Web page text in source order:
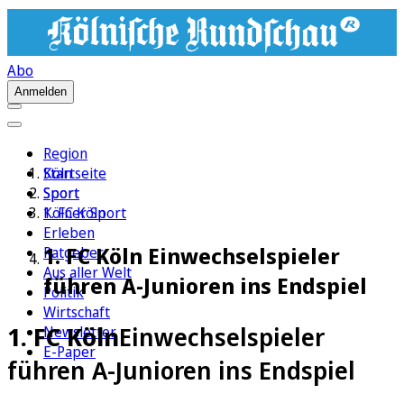
Abo
Anmelden
Region
Köln
Sport
1. FC Köln
Erleben
Ratgeber
Aus aller Welt
Politik
Wirtschaft
Newsletter
E-Paper
Startseite
Sport
Kölner Sport
1. FC Köln Einwechselspieler
führen A-Junioren ins Endspiel
1. FC KölnEinwechselspieler
führen A-Junioren ins Endspiel